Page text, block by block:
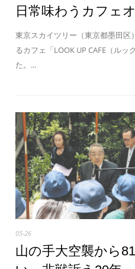
日常味わうカフェ
東京スカイツリー（東京都墨田区
るカフェ「LOOK UP CAFE（ル
た。...
05-26
山の手大空襲から